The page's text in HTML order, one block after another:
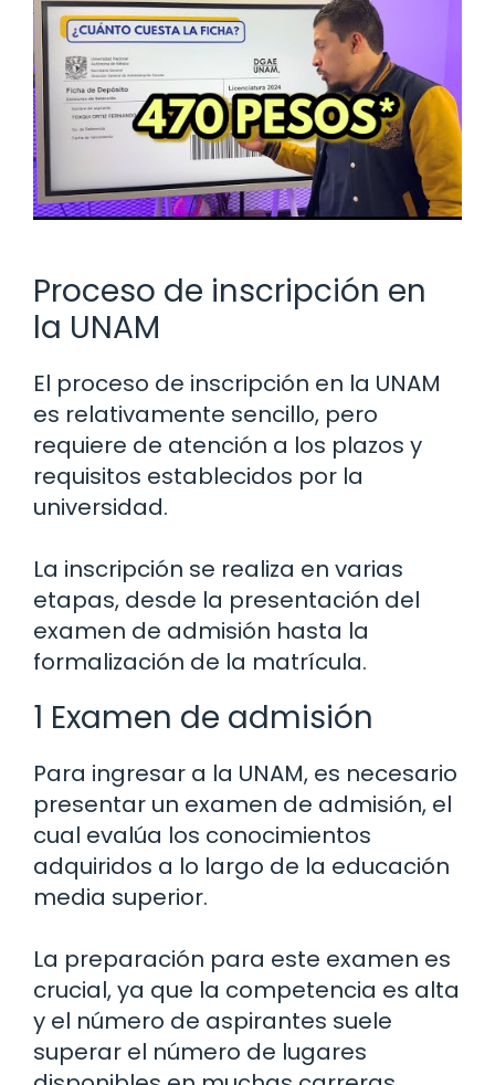
Proceso de inscripción en
la UNAM
El proceso de inscripción en la UNAM
es relativamente sencillo, pero
requiere de atención a los plazos y
requisitos establecidos por la
universidad.
La inscripción se realiza en varias
etapas, desde la presentación del
examen de admisión hasta la
formalización de la matrícula.
1 Examen de admisión
Para ingresar a la UNAM, es necesario
presentar un examen de admisión, el
cual evalúa los conocimientos
adquiridos a lo largo de la educación
media superior.
La preparación para este examen es
crucial, ya que la competencia es alta
y el número de aspirantes suele
superar el número de lugares